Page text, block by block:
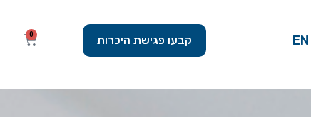
EN קבעו פגישת היכרות 0